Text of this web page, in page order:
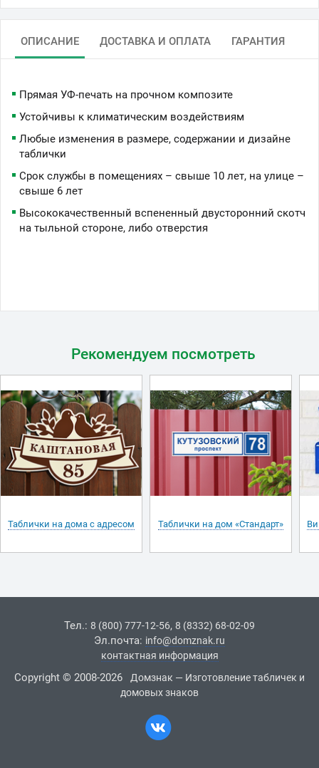
ОПИСАНИЕ ДОСТАВКА И ОПЛАТА ГАРАНТИЯ
Прямая УФ-печать на прочном композите
Устойчивы к климатическим воздействиям
Любые изменения в размере, содержании и дизайне
таблички
Срок службы в помещениях – свыше 10 лет, на улице –
свыше 6 лет
Высококачественный вспененный двусторонний скотч
на тыльной стороне, либо отверстия
Рекомендуем посмотреть
Таблички на дома с адресом Таблички на дом «Стандарт»
Тел.: 8 (800) 777-12-56, 8 (8332) 68-02-09
Эл.почта: info@domznak.ru
контактная информация
Copyright © 2008-2026
Домзнак — Изготовление табличек и
домовых знаков